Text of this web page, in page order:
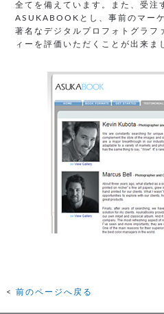
全てを備えています。また、受注
ASUKABOOKとし、事前のマー
著名なデジタルプロフォトグラフ
ィーを評価いただくことが出来ま
前のページへ戻る